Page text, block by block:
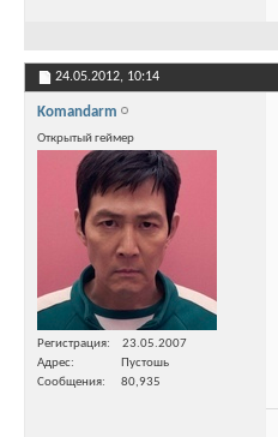
24.05.2012, 10:14
Komandarm
Открытый геймер
Регистрация
23.05.2007
Адрес
Пустошь
Сообщения
80,935